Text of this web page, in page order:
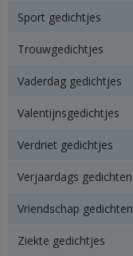
Sport gedichtjes
Trouwgedichtjes
Vaderdag gedichtjes
Valentijnsgedichtjes
Verdriet gedichtjes
Verjaardags gedichten
Vriendschap gedichten
Ziekte gedichtjes